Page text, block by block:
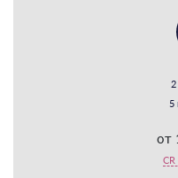
2
5
от
CR